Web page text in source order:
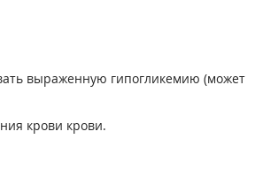
выраженную гипогликемию (может
крови крови.